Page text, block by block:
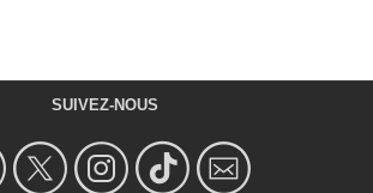
SUIVEZ-NOUS